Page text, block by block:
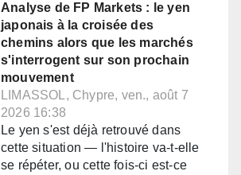
Analyse de FP Markets : le yen
japonais à la croisée des
chemins alors que les marchés
s'interrogent sur son prochain
mouvement
LIMASSOL, Chypre, ven., août 7
2026 16:38
Le yen s'est déjà retrouvé dans
cette situation — l'histoire va-t-elle
se répéter, ou cette fois-ci est-ce